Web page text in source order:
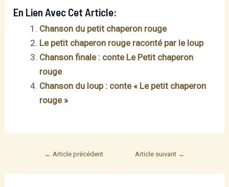
En Lien Avec Cet Article:
Chanson du petit chaperon rouge
Le petit chaperon rouge raconté par le loup
Chanson finale : conte Le Petit chaperon
rouge
Chanson du loup : conte « Le petit chaperon
rouge »
Post
← Article précédent Article suivant →